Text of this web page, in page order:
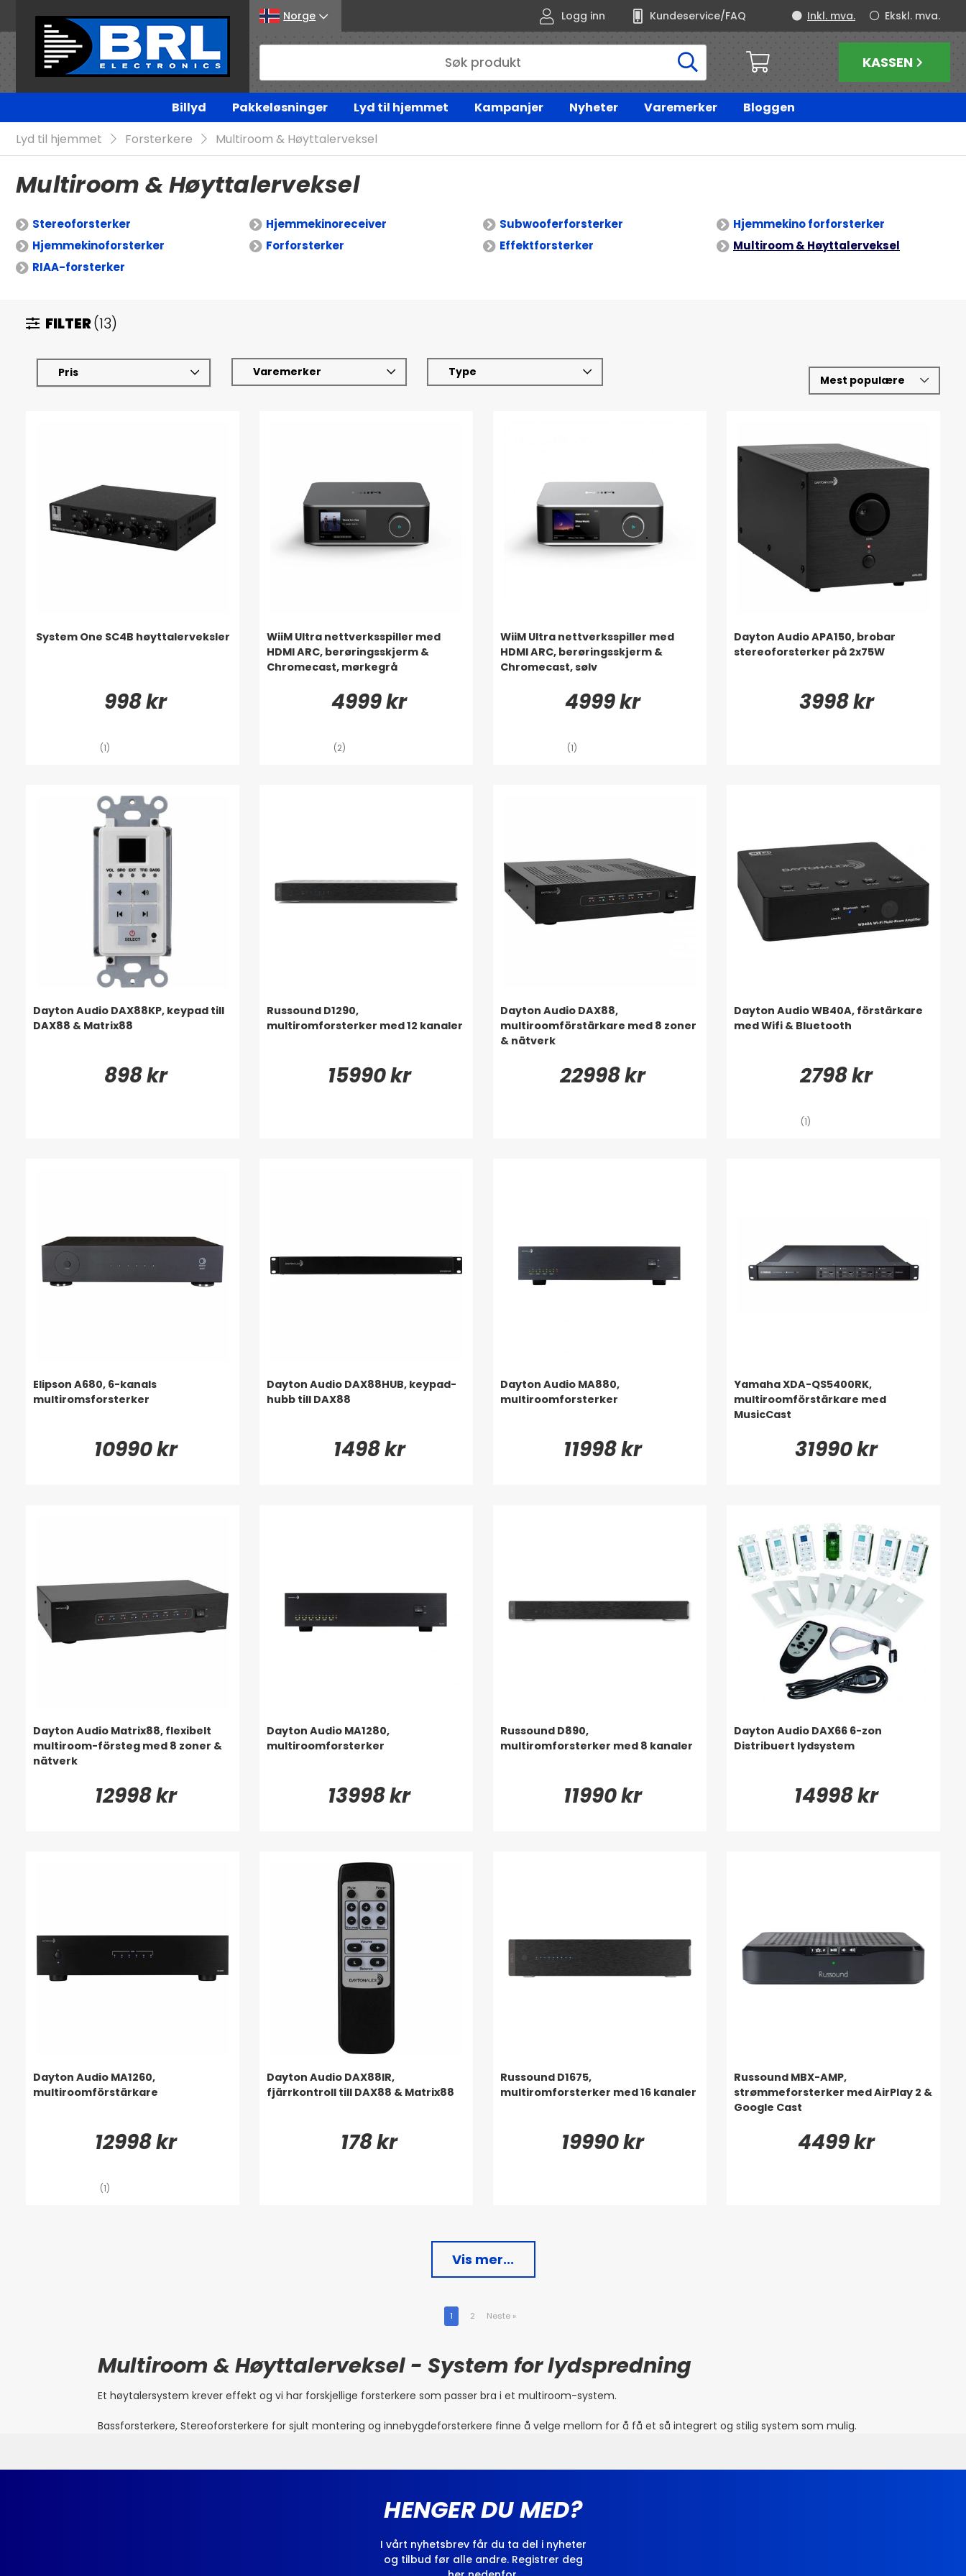
Norge Logg inn Kundeservice/FAQ Ekskl. mva.
Inkl. mva.
KASSEN
Billyd Pakkeløsninger Lyd til hjemmet Kampanjer Nyheter Varemerker
Bloggen
Lyd til hjemmet
Forsterkere Multiroom & Høyttalerveksel
Multiroom & Høyttalerveksel
Stereoforsterker Hjemmekinoreceiver Subwooferforsterker
Hjemmekino forforsterker
Hjemmekinoforsterker
Forforsterker Effektforsterker
Multiroom & Høyttalerveksel
RIAA-forsterker
FILTER(13)
Pris Varemerker Type
System One SC4B høyttalerveksler
998 kr
(1)
WiiM Ultra nettverksspiller med
HDMI ARC, berøringsskjerm &
Chromecast, mørkegrå
4999 kr
(2)
WiiM Ultra nettverksspiller med
HDMI ARC, berøringsskjerm &
Chromecast, sølv
4999 kr
(1)
Dayton Audio APA150, brobar
stereoforsterker på 2x75W
3998 kr
Dayton Audio DAX88KP, keypad till
DAX88 & Matrix88
898 kr
Russound D1290,
multiromforsterker med 12 kanaler
15990 kr
Dayton Audio DAX88,
multiroomförstärkare med 8 zoner
& nätverk
22998 kr
Dayton Audio WB40A, förstärkare
med Wifi & Bluetooth
2798 kr
(1)
Elipson A680, 6-kanals
multiromsforsterker
10990 kr
Dayton Audio DAX88HUB, keypad-
hubb till DAX88
1498 kr
Dayton Audio MA880,
multiroomforsterker
11998 kr
Yamaha XDA-QS5400RK,
multiroomförstärkare med
MusicCast
31990 kr
Dayton Audio Matrix88, flexibelt
multiroom-försteg med 8 zoner &
nätverk
12998 kr
Dayton Audio MA1280,
multiroomforsterker
13998 kr
Russound D890,
multiromforsterker med 8 kanaler
11990 kr
Dayton Audio DAX66 6-zon
Distribuert lydsystem
14998 kr
Dayton Audio MA1260,
multiroomförstärkare
12998 kr
(1)
Dayton Audio DAX88IR,
fjärrkontroll till DAX88 & Matrix88
178 kr
Russound D1675,
multiromforsterker med 16 kanaler
19990 kr
Russound MBX-AMP,
strømmeforsterker med AirPlay 2 &
Google Cast
4499 kr
Vis mer...
1 2 Neste »
Multiroom & Høyttalerveksel - System for lydspredning
Et høytalersystem krever effekt og vi har forskjellige forsterkere som passer bra i et multiroom-system.
Bassforsterkere, Stereoforsterkere for sjult montering og innebygdeforsterkere finne å velge mellom for å få et så integrert og stilig system som mulig.
HENGER DU MED?
I vårt nyhetsbrev får du ta del i nyheter
og tilbud før alle andre. Registrer deg